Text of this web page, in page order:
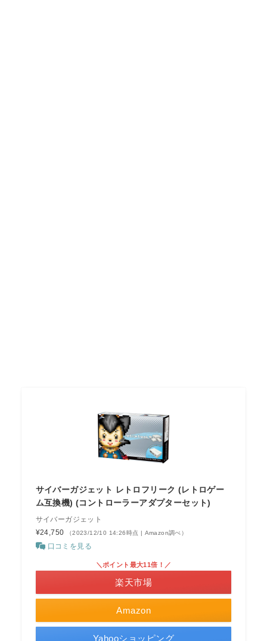
サイバーガジェット レトロフリーク (レトロゲー
ム互換機) (コントローラーアダプターセット)
サイバーガジェット
¥24,750
（2023/12/10 14:26時点 | Amazon調べ）
口コミを見る
Amazon
＼ポイント最大11倍！／
楽天市場
Yahooショッピング